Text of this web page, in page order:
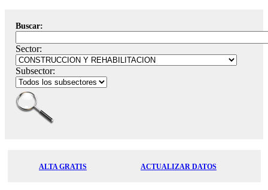
Buscar:
Sector:
Subsector:
ALTA GRATIS ACTUALIZAR DATOS